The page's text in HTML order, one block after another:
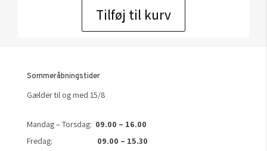
Tilføj til kurv
Sommeråbningstider
Gælder til og med 15/8
Mandag – Torsdag: 09.00 – 16.00
Fredag: 09.00 – 15.30